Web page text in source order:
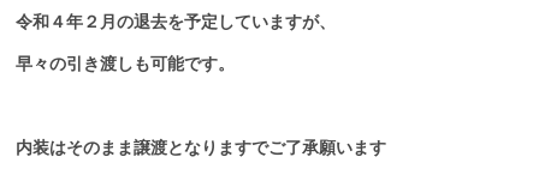
令和４年２月の退去を予定していますが、
早々の引き渡しも可能です。
内装はそのまま譲渡となりますでご了承願います